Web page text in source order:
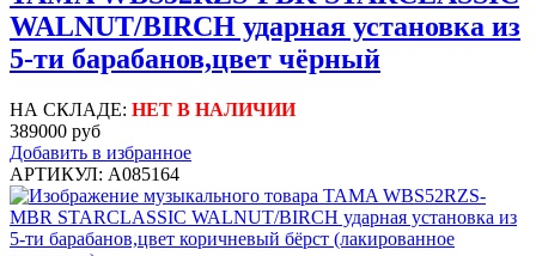
WALNUT/BIRCH ударная установка из
5-ти барабанов,цвет чёрный
НА СКЛАДЕ: НЕТ В НАЛИЧИИ
389000 руб
Добавить в избранное
АРТИКУЛ: A085164